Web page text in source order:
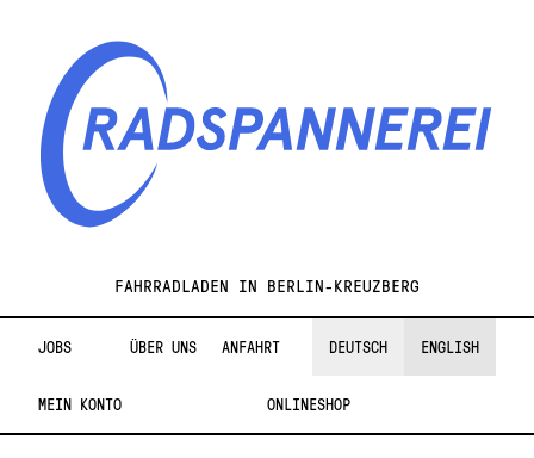
RadspannereiFAHRRADLADEN IN BERLIN-KREUZBERG
JOBS ÜBER UNS ANFAHRT DEUTSCH ENGLISH
MEIN KONTO ONLINESHOP